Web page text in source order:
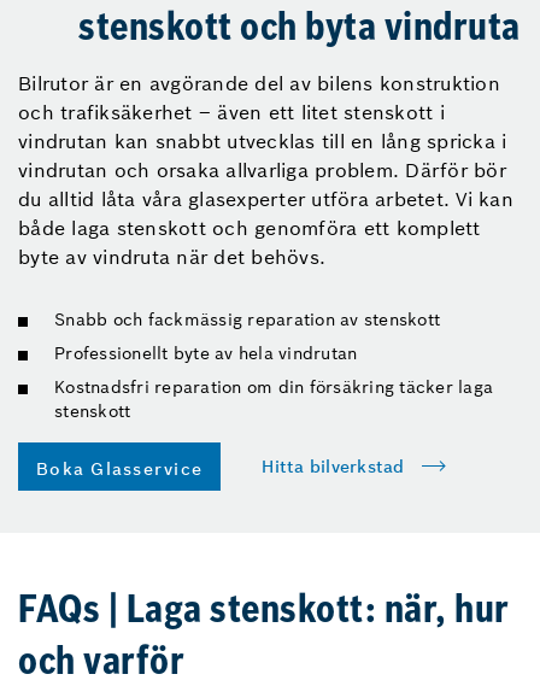
stenskott och byta vindruta
Bilrutor är en avgörande del av bilens konstruktion
och trafiksäkerhet – även ett litet stenskott i
vindrutan kan snabbt utvecklas till en lång spricka i
vindrutan och orsaka allvarliga problem. Därför bör
du alltid låta våra glasexperter utföra arbetet. Vi kan
både laga stenskott och genomföra ett komplett
byte av vindruta när det behövs.
Snabb och fackmässig reparation av stenskott
Professionellt byte av hela vindrutan
Kostnadsfri reparation om din försäkring täcker laga
stenskott
Boka Glasservice Hitta bilverkstad
FAQs | Laga stenskott: när, hur
och varför